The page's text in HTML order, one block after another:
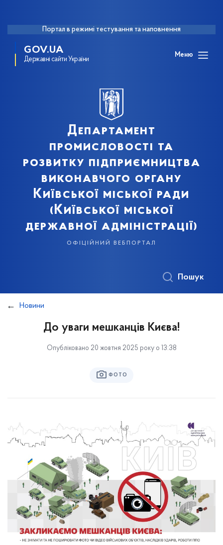
Портал в режимі тестування та наповнення
GOV.UA
Державні сайти України
Меню
Департамент
промисловості та
розвитку підприємництва
виконавчого органу
Київської міської ради
(Київської міської
державної адміністрації)
офіційний вебпортал
Пошук
Новини
До уваги мешканців Києва!
Опубліковано 20 жовтня 2025 року о 13:38
ФОТО